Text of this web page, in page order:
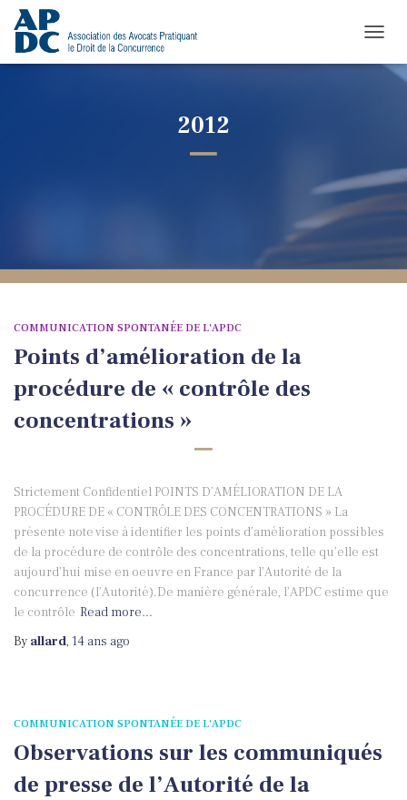
2012
COMMUNICATION SPONTANÉE DE L'APDC
Points d’amélioration de la
procédure de « contrôle des
concentrations »
Strictement Confidentiel POINTS D’AMÉLIORATION DE LA
PROCÉDURE DE « CONTRÔLE DES CONCENTRATIONS » La
présente note vise à identifier les points d’amélioration possibles
de la procédure de contrôle des concentrations, telle qu’elle est
aujourd’hui mise en oeuvre en France par l’Autorité de la
concurrence (l’Autorité).De manière générale, l’APDC estime que
le contrôle Read more…
By allard, 14 ans ago
COMMUNICATION SPONTANÉE DE L'APDC
Observations sur les communiqués
de presse de l’Autorité de la